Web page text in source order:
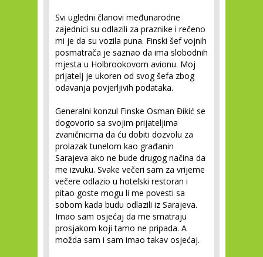
Svi ugledni članovi međunarodne
zajednici su odlazili za praznike i rečeno
mi je da su vozila puna. Finski šef vojnih
posmatrača je saznao da ima slobodnih
mjesta u Holbrookovom avionu. Moj
prijatelj je ukoren od svog šefa zbog
odavanja povjerljivih podataka.
Generalni konzul Finske Osman Đikić se
dogovorio sa svojim prijateljima
zvaničnicima da ću dobiti dozvolu za
prolazak tunelom kao građanin
Sarajeva ako ne bude drugog načina da
me izvuku. Svake večeri sam za vrijeme
večere odlazio u hotelski restoran i
pitao goste mogu li me povesti sa
sobom kada budu odlazili iz Sarajeva.
Imao sam osjećaj da me smatraju
prosjakom koji tamo ne pripada. A
možda sam i sam imao takav osjećaj.